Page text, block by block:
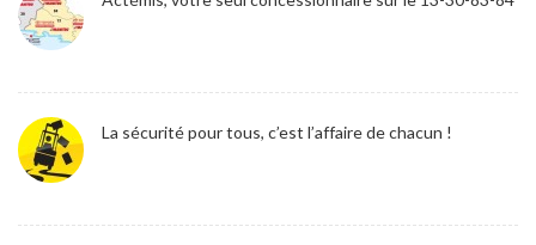
La sécurité pour tous, c’est l’affaire de chacun !